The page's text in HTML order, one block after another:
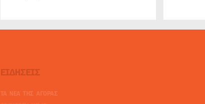
ΕΙΔΗΣΕΙΣ
ΤΑ ΝΕΑ ΤΗΣ ΑΓΟΡΑΣ